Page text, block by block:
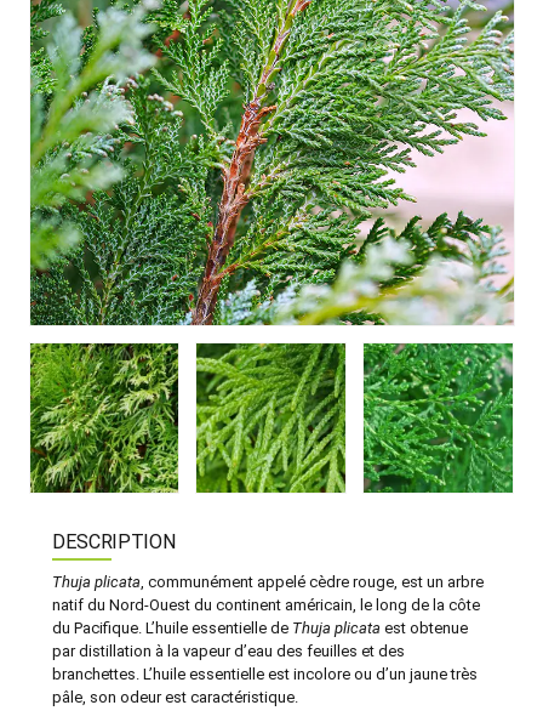
DESCRIPTION
Thuja plicata , communément appelé cèdre rouge, est un arbre
natif du Nord-Ouest du continent américain, le long de la côte
du Pacifique. L’huile essentielle de Thuja plicata est obtenue
par distillation à la vapeur d’eau des feuilles et des
branchettes. L’huile essentielle est incolore ou d’un jaune très
pâle, son odeur est caractéristique.